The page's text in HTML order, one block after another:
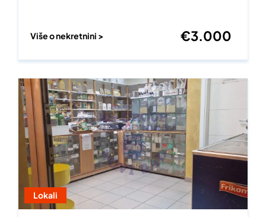
Više o nekretnini > €3.000
Lokali